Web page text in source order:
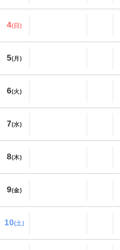
4(日)
5(月)
6(火)
7(水)
8(木)
9(金)
10(土)